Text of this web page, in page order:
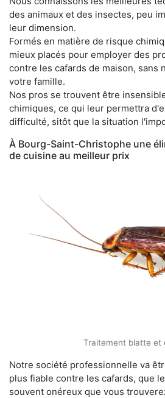
des animaux et des insectes, peu
leur dimension.
Formés en matière de risque
mieux placés pour employer des
contre les cafards de maison, sans
votre famille.
Nos pros se trouvent être
chimiques, ce qui leur permettra
difficulté, sitôt que la situation
À Bourg-Saint-Christophe une
de cuisine au meilleur prix
Traitement blatte et
Notre société professionnelle va
plus fiable contre les cafards, que
souvent onéreux que vous